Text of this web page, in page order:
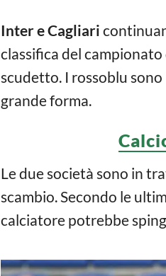
Inter e Cagliari
classifica del
scudetto. I rossoblu
grande forma.
Le due società sono in
scambio. Secondo le
calciatore potrebbe